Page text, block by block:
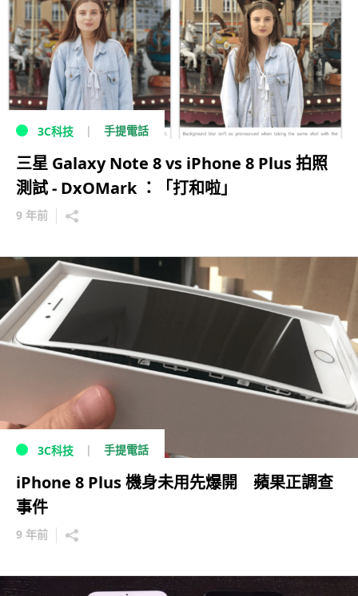
3C科技 手提電話
三星 Galaxy Note 8 vs iPhone 8 Plus 拍照
測試 - DxOMark ：「打和啦」
9 年前
3C科技 手提電話
iPhone 8 Plus 機身未用先爆開 蘋果正調查
事件
9 年前